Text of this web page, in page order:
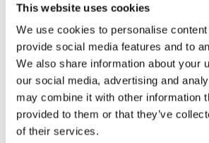
This website uses cookies
We use cookies to personalise
provide social media features and to
We also share information about your
our social media, advertising and
may combine it with other information
provided to them or that they’ve
of their services.
l’approvazione del nuovo Codice della
campo, insieme, guardando al futuro del
Leggi tutto...
Febbraio
2018
FS Italiane
GRUPPO FS ITALIANE, MALTEMPO: